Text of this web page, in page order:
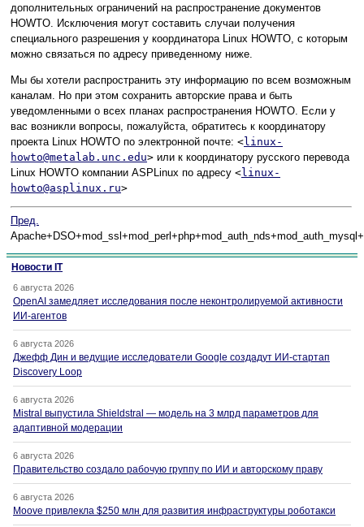
дополнительных ограничений на распространение документов
HOWTO. Исключения могут составить случаи получения
специального разрешения у координатора Linux HOWTO, с которым
можно связаться по адресу приведенному ниже.
Мы бы хотели распространить эту информацию по всем возможным
каналам. Но при этом сохранить авторские права и быть
уведомленными о всех планах распространения HOWTO. Если у
вас возникли вопросы, пожалуйста, обратитесь к координатору
проекта Linux HOWTO по электронной почте: <linux-
howto@metalab.unc.edu> или к координатору русского перевода
Linux HOWTO компании ASPLinux по адресу <linux-
howto@asplinux.ru>
Пред.
Новости IT
6 августа 2026
OpenAI замедляет исследования после неконтролируемой активности
ИИ-агентов
6 августа 2026
Джефф Дин и ведущие исследователи Google создадут ИИ-стартап
Discovery Loop
6 августа 2026
Mistral выпустила Shieldstral — модель на 3 млрд параметров для
адаптивной модерации
6 августа 2026
Правительство создало рабочую группу по ИИ и авторскому праву
6 августа 2026
Moove привлекла $250 млн для развития инфраструктуры роботакси